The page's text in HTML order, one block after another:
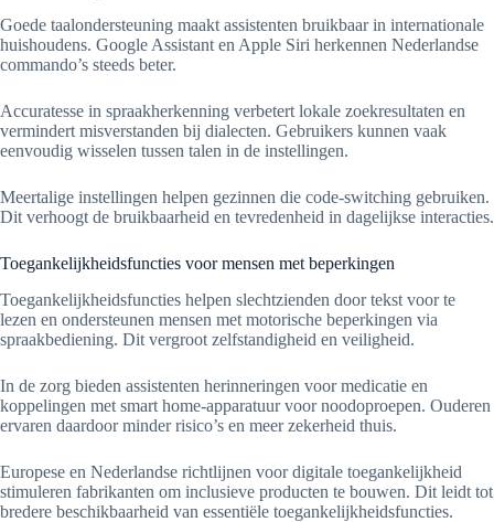
Goede taalondersteuning maakt assistenten bruikbaar in internationale
huishoudens. Google Assistant en Apple Siri herkennen Nederlandse
commando’s steeds beter.
Accuratesse in spraakherkenning verbetert lokale zoekresultaten en
vermindert misverstanden bij dialecten. Gebruikers kunnen vaak
eenvoudig wisselen tussen talen in de instellingen.
Meertalige instellingen helpen gezinnen die code-switching gebruiken.
Dit verhoogt de bruikbaarheid en tevredenheid in dagelijkse interacties.
Toegankelijkheidsfuncties voor mensen met beperkingen
Toegankelijkheidsfuncties helpen slechtzienden door tekst voor te
lezen en ondersteunen mensen met motorische beperkingen via
spraakbediening. Dit vergroot zelfstandigheid en veiligheid.
In de zorg bieden assistenten herinneringen voor medicatie en
koppelingen met smart home-apparatuur voor noodoproepen. Ouderen
ervaren daardoor minder risico’s en meer zekerheid thuis.
Europese en Nederlandse richtlijnen voor digitale toegankelijkheid
stimuleren fabrikanten om inclusieve producten te bouwen. Dit leidt tot
bredere beschikbaarheid van essentiële toegankelijkheidsfuncties.